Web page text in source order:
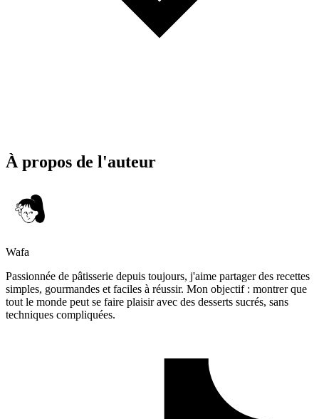
À propos de l'auteur
Wafa
Passionnée de pâtisserie depuis toujours, j'aime partager des recettes
simples, gourmandes et faciles à réussir. Mon objectif : montrer que
tout le monde peut se faire plaisir avec des desserts sucrés, sans
techniques compliquées.